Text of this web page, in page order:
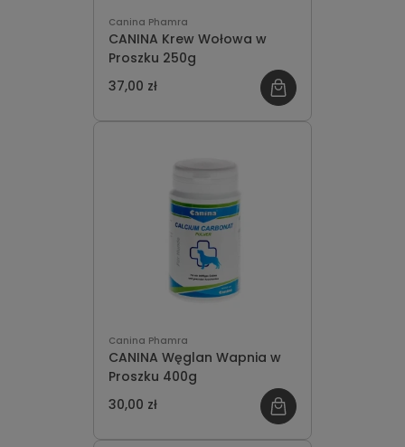
Canina Phamra
CANINA Krew Wołowa w
Proszku 250g
37,00 zł
Canina Phamra
CANINA Węglan Wapnia w
Proszku 400g
30,00 zł